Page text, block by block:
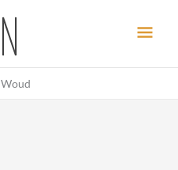
Woud